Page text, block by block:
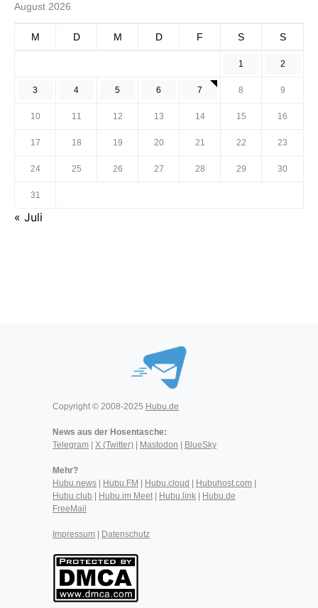
August 2026
M D M D F S S
1 2
3 4 5 6 7 8 9
10 11 12 13 14 15 16
17 18 19 20 21 22 23
24 25 26 27 28 29 30
31
« Juli
Copyright © 2008-2025 Hubu.de
News aus der Hosentasche:
Telegram
X (Twitter) Mastodon BlueSky
Mehr?
Hubu.news
Hubu.FM Hubu.cloud Hubuhost.com
Hubu.club
Hubu.im Meet| Hubu.link
Hubu.de
FreeMail
Impressum Datenschutz